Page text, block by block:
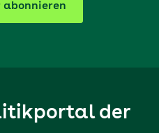
abonnieren
der